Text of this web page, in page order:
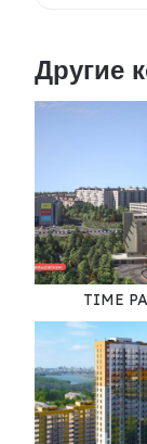
Другие
TIME